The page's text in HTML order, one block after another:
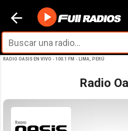
Ir al contenido
RADIO OASIS EN VIVO - 100.1 FM - LIMA, PERÚ
Radio